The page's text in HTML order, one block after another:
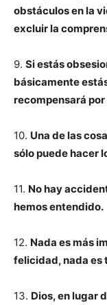
obstáculos en la
excluir la
9. Si estás
básicamente
recompensará
10. Una de las
sólo puede hacer
11. No hay
hemos entendido.
12. Nada es más
felicidad, nada es
13. Dios, en lugar